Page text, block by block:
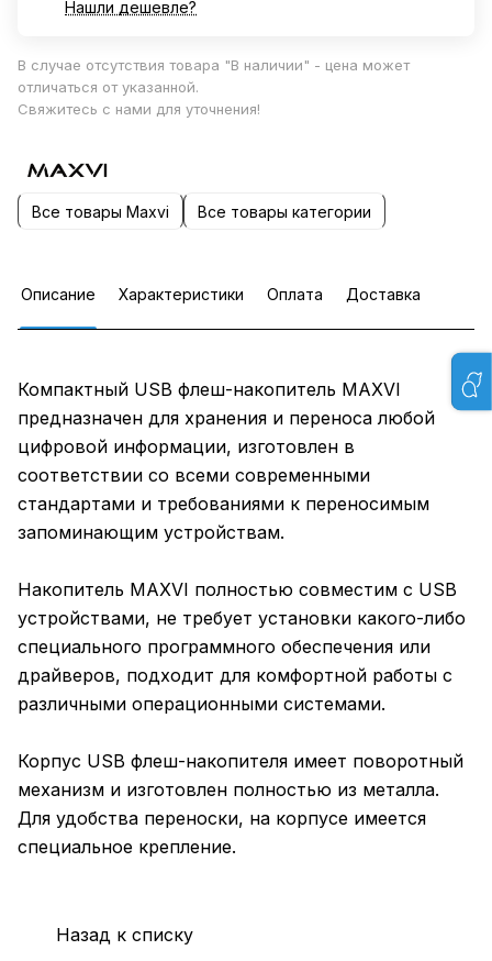
Нашли дешевле?
В случае отсутствия товара "В наличии" - цена может
отличаться от указанной.
Свяжитесь с нами для уточнения!
Все товары Maxvi Все товары категории
Описание Характеристики Оплата Доставка
Компактный USB флеш-накопитель MAXVI
предназначен для хранения и переноса любой
цифровой информации, изготовлен в
соответствии со всеми современными
стандартами и требованиями к переносимым
запоминающим устройствам.
Накопитель MAXVI полностью совместим с USB
устройствами, не требует установки какого-либо
специального программного обеспечения или
драйверов, подходит для комфортной работы с
различными операционными системами.
Корпус USB флеш-накопителя имеет поворотный
механизм и изготовлен полностью из металла.
Для удобства переноски, на корпусе имеется
специальное крепление.
Назад к списку